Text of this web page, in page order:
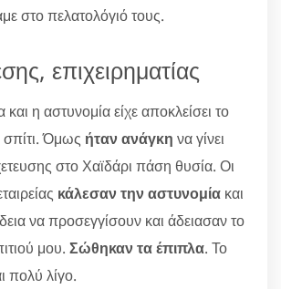
στο πελατολόγιό τους.
επιχειρηματίας
και η αστυνομία είχε αποκλείσει το
Όμως ήταν ανάγκη να γίνει
στο Χαϊδάρι πάση θυσία. Οι
κάλεσαν την αστυνομία και
να προσεγγίσουν και άδειασαν το
μου. Σώθηκαν τα έπιπλα. Το
πολύ λίγο.